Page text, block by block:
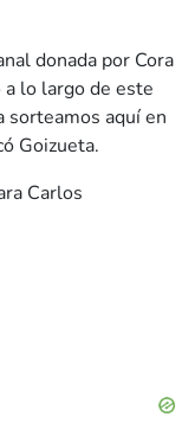
donada por Cora
lo largo de este
sorteamos aquí en
Goizueta.
Carlos